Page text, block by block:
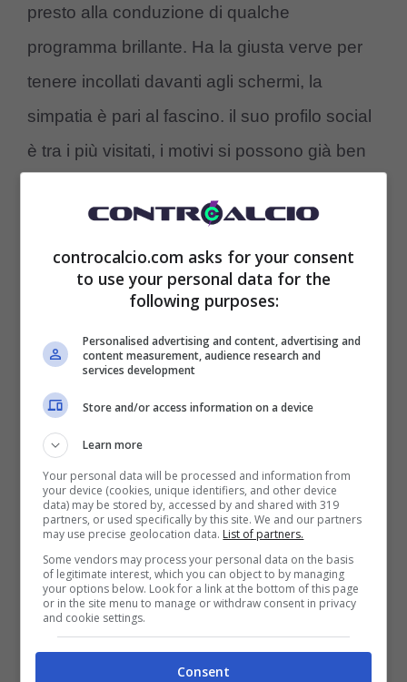
presto alla conduzione di qualche
programma brillante. Ha la giusta verve per
tenere incollati davanti agli schermi, la
simpatia è pari al fascino. il suo profilo social
è tra i più visitati, i motivi si possono già ben
è virale.
controcalcio.com asks for your consent
to use your personal data for the
following purposes:
Personalised advertising and content, advertising and
content measurement, audience research and
services development
Store and/or access information on a device
Learn more
Your personal data will be processed and information from
your device (cookies, unique identifiers, and other device
data) may be stored by, accessed by and shared with 319
partners, or used specifically by this site. We and our partners
may use precise geolocation data. List of partners.
Some vendors may process your personal data on the basis
of legitimate interest, which you can object to by managing
your options below. Look for a link at the bottom of this page
or in the site menu to manage or withdraw consent in privacy
and cookie settings.
Consent